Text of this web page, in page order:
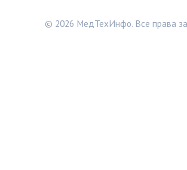
© 2026 МедТехИнфо. Все права